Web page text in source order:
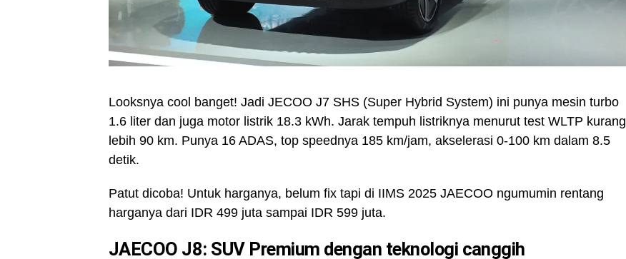
Looksnya cool banget! Jadi JECOO J7 SHS (Super Hybrid System) ini punya mesin turbo
1.6 liter dan juga motor listrik 18.3 kWh. Jarak tempuh listriknya menurut test WLTP kurang
lebih 90 km. Punya 16 ADAS, top speednya 185 km/jam, akselerasi 0-100 km dalam 8.5
detik.
Patut dicoba! Untuk harganya, belum fix tapi di IIMS 2025 JAECOO ngumumin rentang
harganya dari IDR 499 juta sampai IDR 599 juta.
JAECOO J8: SUV Premium dengan teknologi canggih